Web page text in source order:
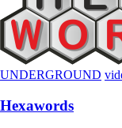
UNDERGROUND
Hexawords